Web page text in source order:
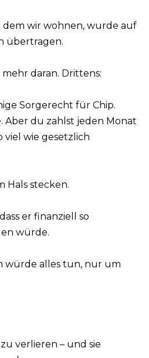
dem wir wohnen, wurde auf
übertragen.
daran. Drittens:
Sorgerecht für Chip.
Aber du zahlst jeden Monat
viel wie gesetzlich
Hals stecken.
er finanziell so
würde.
würde alles tun, nur um
verlieren – und sie